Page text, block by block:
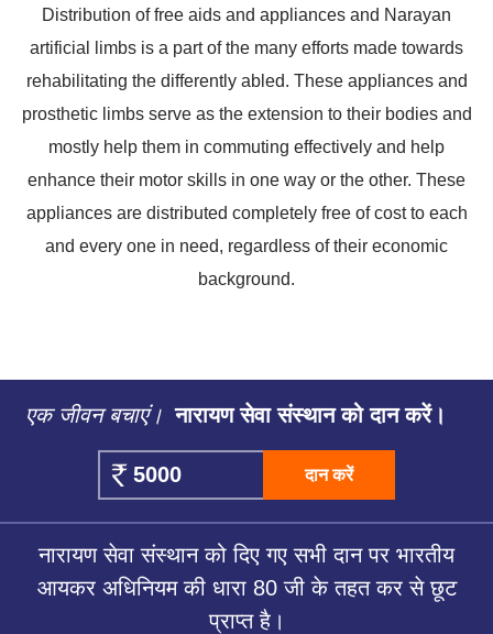
Distribution of free aids and appliances and Narayan
artificial limbs is a part of the many efforts made towards
rehabilitating the differently abled. These appliances and
prosthetic limbs serve as the extension to their bodies and
mostly help them in commuting effectively and help
enhance their motor skills in one way or the other. These
appliances are distributed completely free of cost to each
and every one in need, regardless of their economic
background.
एक जीवन बचाएं। नारायण सेवा संस्थान को दान करें।
दान करें
नारायण सेवा संस्थान को दिए गए सभी दान पर भारतीय
आयकर अधिनियम की धारा 80 जी के तहत कर से छूट
प्राप्त है।